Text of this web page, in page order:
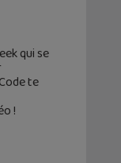
qui se
te
!